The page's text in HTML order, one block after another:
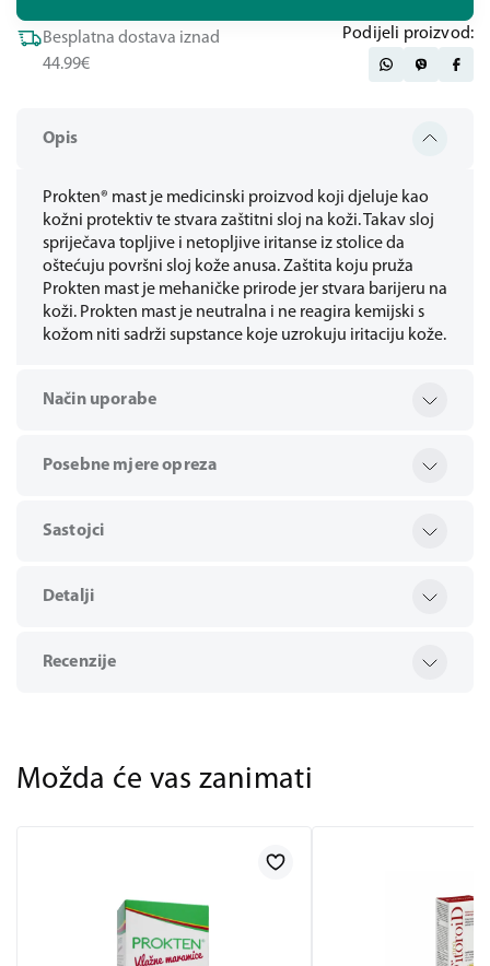
Opis
Prokten® mast je medicinski proizvod koji djeluje kao
kožni protektiv te stvara zaštitni sloj na koži. Takav sloj
spriječava topljive i netopljive iritanse iz stolice da
oštećuju površni sloj kože anusa. Zaštita koju pruža
Prokten mast je mehaničke prirode jer stvara barijeru na
koži. Prokten mast je neutralna i ne reagira kemijski s
kožom niti sadrži supstance koje uzrokuju iritaciju kože.
Način uporabe
Posebne mjere opreza
Sastojci
Detalji
Recenzije
Besplatna dostava iznad
44.99€
Podijeli proizvod:
Možda će vas zanimati